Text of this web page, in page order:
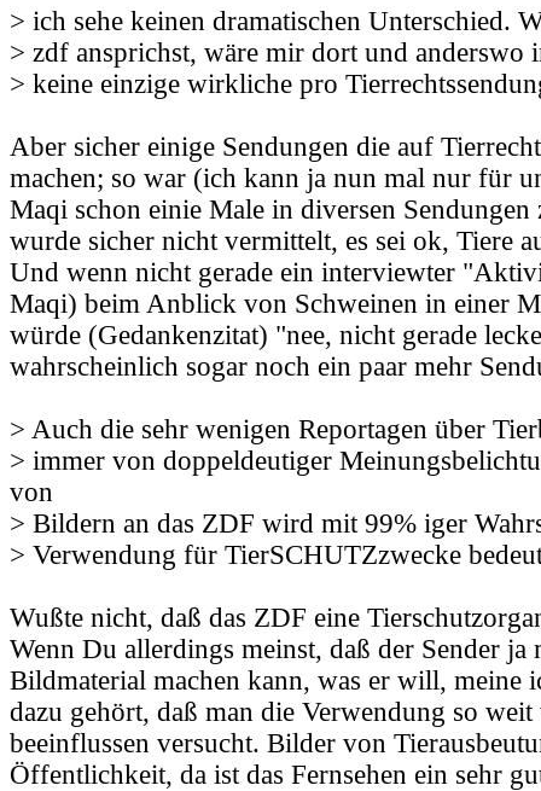
> ich sehe keinen dramatischen Unterschied.
> zdf ansprichst, wäre mir dort und anderswo
> keine einzige wirkliche pro
Aber sicher einige Sendungen die auf
machen; so war (ich kann ja nun mal nur für
Maqi schon einie Male in diversen Sendungen
wurde sicher nicht vermittelt, es sei ok, Tiere
Und wenn nicht gerade ein interviewter
Maqi) beim Anblick von Schweinen in einer
würde (Gedankenzitat) "nee, nicht gerade
wahrscheinlich sogar noch ein paar mehr
> Auch die sehr wenigen Reportagen über
> immer von doppeldeutiger
von
> Bildern an das ZDF wird mit 99% iger
> Verwendung für TierSCHUTZzwecke
Wußte nicht, daß das ZDF eine
Wenn Du allerdings meinst, daß der Sender ja
Bildmaterial machen kann, was er will, meine
dazu gehört, daß man die Verwendung so
beeinflussen versucht. Bilder von
Öffentlichkeit, da ist das Fernsehen ein sehr